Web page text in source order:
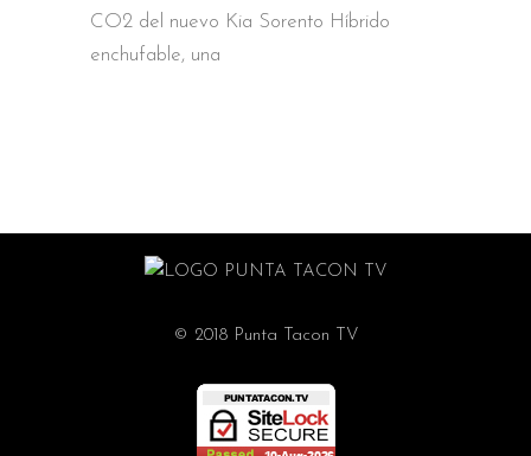
CO2 del nuevo Kia Sorento Híbrido
enchufable, una
© 2018 Punta Tacon TV